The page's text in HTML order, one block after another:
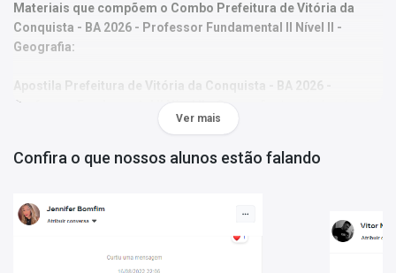
Materiais que compõem o Combo Prefeitura de Vitória da
Conquista - BA 2026 - Professor Fundamental II Nível II -
Geografia:
Apostila Prefeitura de Vitória da Conquista - BA 2026 -
Professor Fundamental II Nível II - Geografia:
necessária de forma escrita e com exercícios; material de acordo
Conhecimentos Gerais - 450 Questões Gabaritadas:
conteúdo está organizado por disciplina, questões focadas no
edital mais recente e gabarito oficial ao final de cada disciplina.
Ver mais
Confira o que nossos alunos estão falando